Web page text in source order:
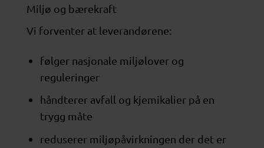
Miljø og bærekraft
Vi forventer at leverandørene:
følger nasjonale miljølover og
reguleringer
håndterer avfall og kjemikalier på en
trygg måte
reduserer miljøpåvirkningen der det er